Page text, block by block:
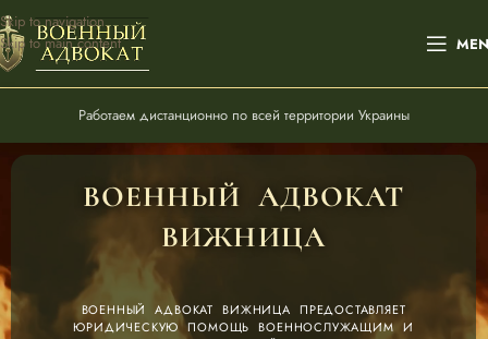
Skip to navigation
Skip to main content
Работаем дистанционно по всей территории Украины
ВОЕННЫЙ АДВОКАТ
ВИЖНИЦА
ВОЕННЫЙ АДВОКАТ ВИЖНИЦА ПРЕДОСТАВЛЯЕТ
ЮРИДИЧЕСКУЮ ПОМОЩЬ ВОЕННОСЛУЖАЩИМ И